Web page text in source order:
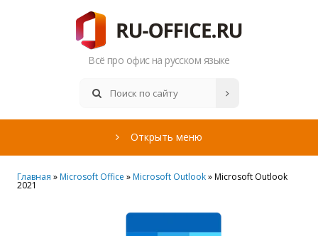
Всё про офис на русском языке
Открыть меню
Главная » Microsoft Office » Microsoft Outlook» Microsoft Outlook
2021